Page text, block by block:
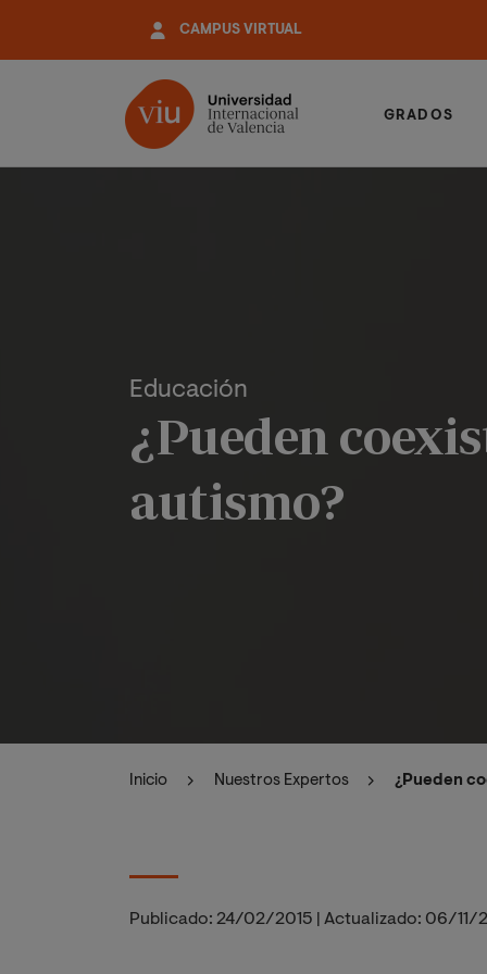
contenido
CAMPUS VIRTUAL
GRADOS
Educación
¿Pueden
autismo?
Inicio Nuestros Expertos ¿Pueden
Publicado: 24/02/2015 Actualizado: 06/11/